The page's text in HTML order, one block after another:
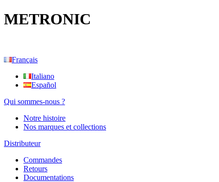
METRONIC
Français
Italiano
Español
Qui sommes-nous ?
Notre histoire
Nos marques et collections
Distributeur
Commandes
Retours
Documentations